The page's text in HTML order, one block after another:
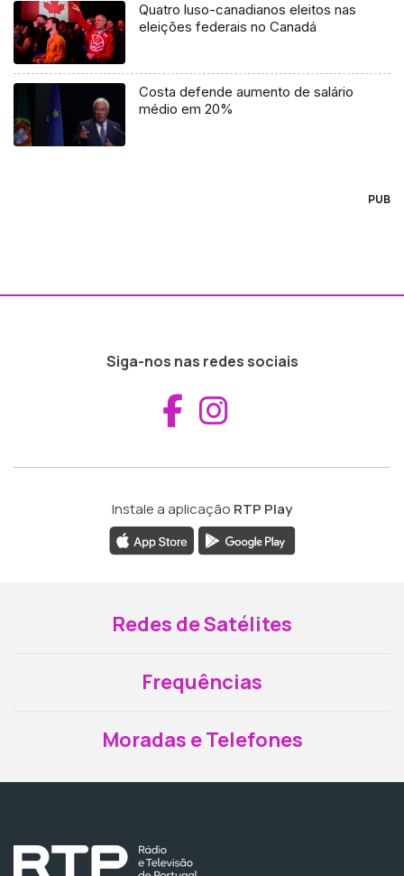
Quatro luso-canadianos eleitos nas
eleições federais no Canadá
Costa defende aumento de salário
médio em 20%
PUB
Siga-nos nas redes sociais
Aceder ao
Instale a aplicação RTP Play
Redes de Satélites
Frequências
Moradas e Telefones